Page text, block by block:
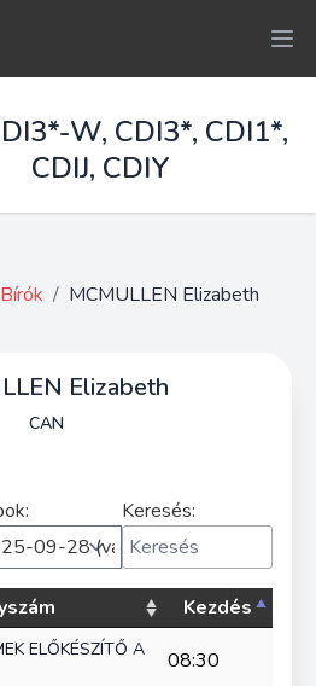
W, CDI3*, CDI1*,
CDIJ, CDIY
Bírók / MCMULLEN Elizabeth
Elizabeth
CAN
Keresés:
Kezdés
ELŐKÉSZÍTŐ A
08:30